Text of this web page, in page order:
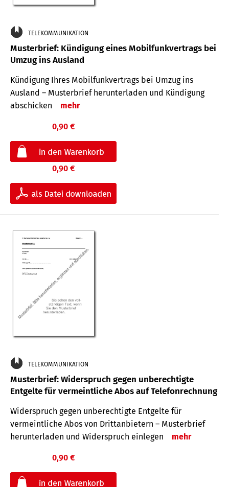
TELEKOMMUNIKATION
Musterbrief: Kündigung eines Mobilfunkvertrags bei
Umzug ins Ausland
Kündigung Ihres Mobilfunkvertrags bei Umzug ins
Ausland – Musterbrief herunterladen und Kündigung
abschicken
mehr
0,90 €
0,90 €
TELEKOMMUNIKATION
Musterbrief: Widerspruch gegen unberechtigte
Entgelte für vermeintliche Abos auf Telefonrechnung
Widerspruch gegen unberechtigte Entgelte für
vermeintliche Abos von Drittanbietern – Musterbrief
herunterladen und Widerspruch einlegen
mehr
0,90 €